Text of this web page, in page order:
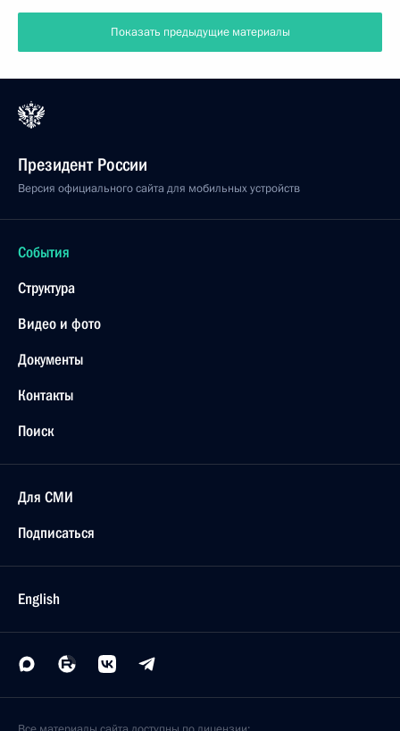
Показать предыдущие материалы
Президент России
Версия официального сайта для мобильных устройств
События
Структура
Видео и фото
Документы
Контакты
Поиск
Для СМИ
Подписаться
English